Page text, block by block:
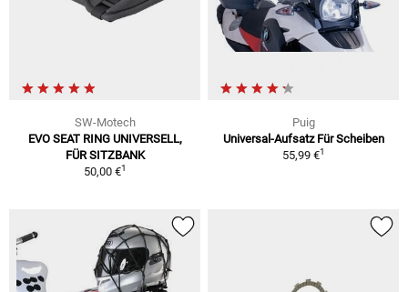
SW-Motech
EVO SEAT RING UNIVERSELL,
FÜR SITZBANK
50,00 €1
Puig
Universal-Aufsatz Für Scheiben
55,99 €1